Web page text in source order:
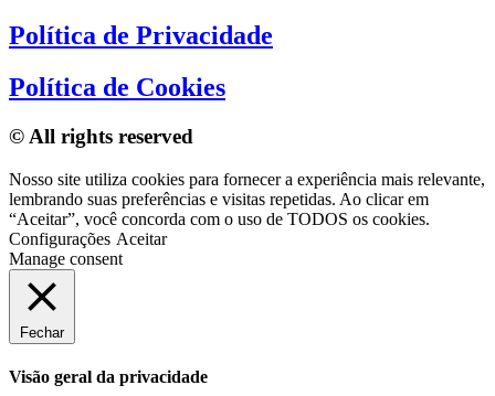
Política de Privacidade
Política de Cookies
© All rights reserved
Nosso site utiliza cookies para fornecer a experiência mais relevante,
lembrando suas preferências e visitas repetidas. Ao clicar em
“Aceitar”, você concorda com o uso de TODOS os cookies.
Configurações Aceitar
Manage consent
Fechar
Visão geral da privacidade